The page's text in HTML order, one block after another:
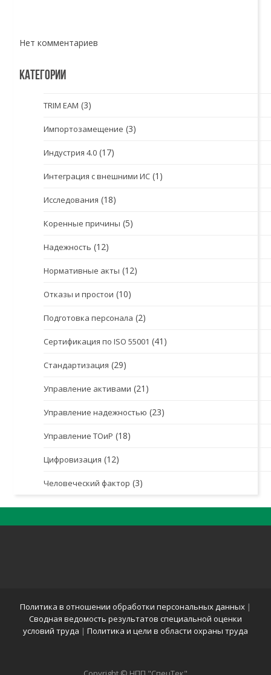
Нет комментариев
КАТЕГОРИИ
TRIM EAM (3)
Импортозамещение (3)
Индустрия 4.0 (17)
Интеграция с внешними ИС (1)
Исследования (18)
Коренные причины (5)
Надежность (12)
Нормативные акты (12)
Отказы и простои (10)
Подготовка персонала (2)
Сертификация по ISO 55001 (41)
Стандартизация (29)
Управление активами (21)
Управление надежностью (23)
Управление ТОиР (18)
Цифровизация (12)
Человеческий фактор (3)
Политика в отношении обработки персональных данных |
Сводная ведомость результатов специальной оценки
условий труда | Политика и цели в области охраны труда